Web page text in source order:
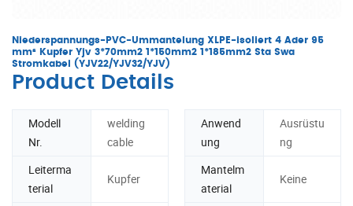
Niederspannungs-PVC-Ummantelung XLPE-isoliert 4 Ader 95
mm² Kupfer Yjv 3*70mm2 1*150mm2 1*185mm2 Sta Swa
Stromkabel (YJV22/YJV32/YJV)
Product Details
Modell
Nr.
welding
cable
Anwend
ung
Ausrüstu
ng
Leiterma
terial
Kupfer
Mantelm
aterial
Keine